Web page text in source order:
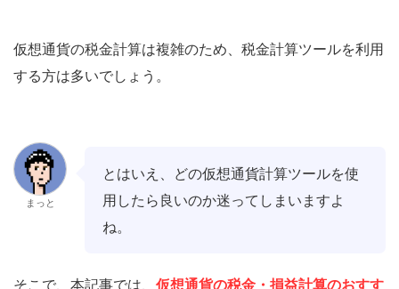
仮想通貨の税金計算は複雑のため、税金計算ツールを利用
する方は多いでしょう。
まっと
とはいえ、どの仮想通貨計算ツールを使
用したら良いのか迷ってしまいますよ
ね。
そこで、本記事では、 仮想通貨の税金・損益計算のおすす